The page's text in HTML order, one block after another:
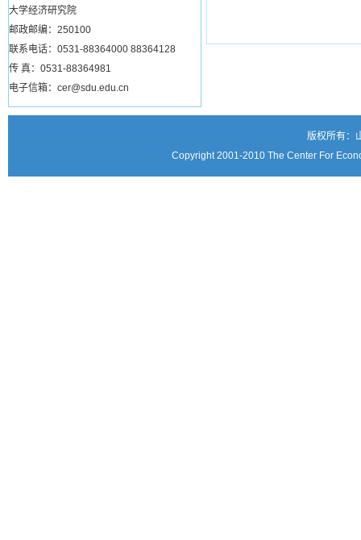
大学经济研究院
邮政邮编：250100
联系电话：0531-88364000 88364128
传 真：0531-88364981
电子信箱：cer@sdu.edu.cn
版权所有：
Copyright 2001-2010 The Center For